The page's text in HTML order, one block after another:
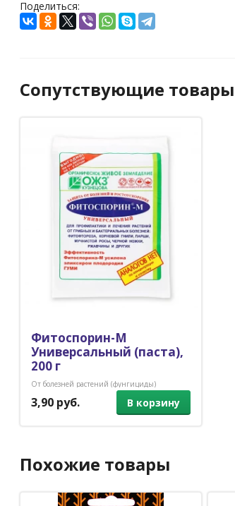
Поделиться:
Сопутствующие товары
Фитоспорин-М
Универсальный (паста),
200 г
От болезней растений (фунгициды)
3,90 руб. В корзину
Похожие товары